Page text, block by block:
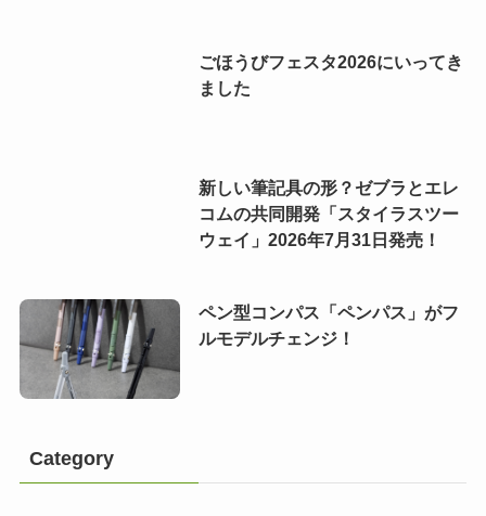
ごほうびフェスタ2026にいってき
ました
新しい筆記具の形？ゼブラとエレ
コムの共同開発「スタイラスツー
ウェイ」2026年7月31日発売！
ペン型コンパス「ペンパス」がフ
ルモデルチェンジ！
Category